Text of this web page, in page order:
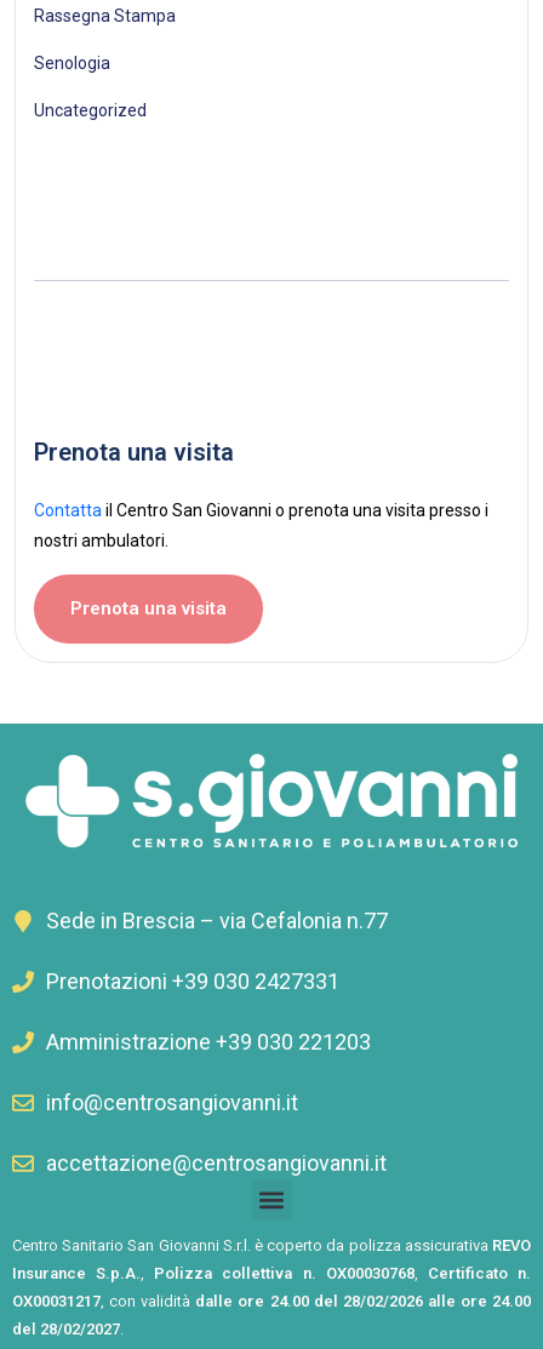
Rassegna Stampa
Senologia
Uncategorized
Prenota una visita
Contatta il Centro San Giovanni o prenota una visita presso i
nostri ambulatori.
Prenota una visita
Sede in Brescia – via Cefalonia n.77
Prenotazioni +39 030 2427331
Amministrazione +39 030 221203
info@centrosangiovanni.it
accettazione@centrosangiovanni.it
Centro Sanitario San Giovanni S.r.l. è coperto da polizza assicurativa REVO
Insurance S.p.A., Polizza collettiva n. OX00030768, Certificato n.
OX00031217, con validità dalle ore 24.00 del 28/02/2026 alle ore 24.00
del 28/02/2027.